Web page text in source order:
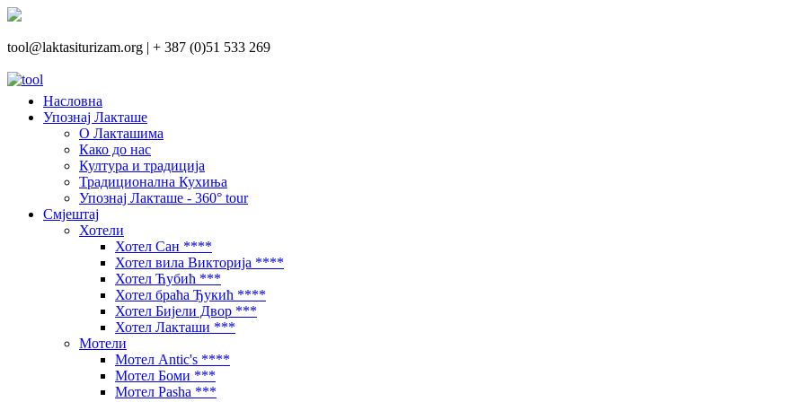
tool@laktasiturizam.org | + 387 (0)51 533 269
Насловна
Упознај Лакташе
О Лакташима
Како до нас
Култура и традиција
Традиционална Кухиња
Упознај Лакташе - 360° tour
Смјештај
Хотели
Хотел Сан ****
Хотел вила Викторија ****
Хотел Ћубић ***
Хотел браћа Ђукић ****
Хотел Бијели Двор ***
Хотел Лакташи ***
Мотели
Мотел Antic's ****
Мотел Боми ***
Мотел Pasha ***